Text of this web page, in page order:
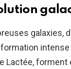
galaxies,
intense
Lactée, forment